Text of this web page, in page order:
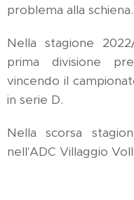
problema alla schiena.
Nella stagione
prima divisione
vincendo il
in serie D.
Nella scorsa
nell'ADC Villaggio